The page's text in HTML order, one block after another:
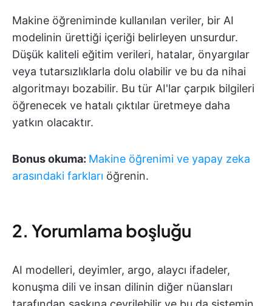
Makine öğreniminde kullanılan veriler, bir AI
modelinin ürettiği içeriği belirleyen unsurdur.
Düşük kaliteli eğitim verileri, hatalar, önyargılar
veya tutarsızlıklarla dolu olabilir ve bu da nihai
algoritmayı bozabilir. Bu tür AI'lar çarpık bilgileri
öğrenecek ve hatalı çıktılar üretmeye daha
yatkın olacaktır.
Bonus okuma: Makine öğrenimi ve yapay zeka
arasındaki farkları öğrenin.
2. Yorumlama boşluğu
AI modelleri, deyimler, argo, alaycı ifadeler,
konuşma dili ve insan dilinin diğer nüansları